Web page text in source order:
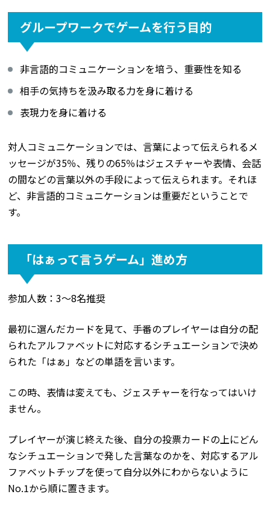
グループワークでゲームを行う目的
非言語的コミュニケーションを培う、重要性を知る
相手の気持ちを汲み取る力を身に着ける
表現力を身に着ける
対人コミュニケーションでは、言葉によって伝えられるメ
ッセージが35％、残りの65％はジェスチャーや表情、会話
の間などの言葉以外の手段によって伝えられます。それほ
ど、非言語的コミュニケーションは重要だということで
す。
「はぁって言うゲーム」進め方
参加人数：3～8名推奨
最初に選んだカードを見て、手番のプレイヤーは自分の配
られたアルファベットに対応するシチュエーションで決め
られた「はぁ」などの単語を言います。
この時、表情は変えても、ジェスチャーを行なってはいけ
ません。
プレイヤーが演じ終えた後、自分の投票カードの上にどん
なシチュエーションで発した言葉なのかを、対応するアル
ファベットチップを使って自分以外にわからないように
No.1から順に置きます。